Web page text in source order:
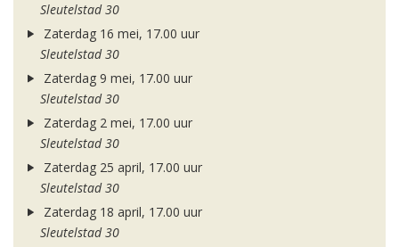
Sleutelstad 30
Zaterdag 16 mei, 17.00 uur
Sleutelstad 30
Zaterdag 9 mei, 17.00 uur
Sleutelstad 30
Zaterdag 2 mei, 17.00 uur
Sleutelstad 30
Zaterdag 25 april, 17.00 uur
Sleutelstad 30
Zaterdag 18 april, 17.00 uur
Sleutelstad 30